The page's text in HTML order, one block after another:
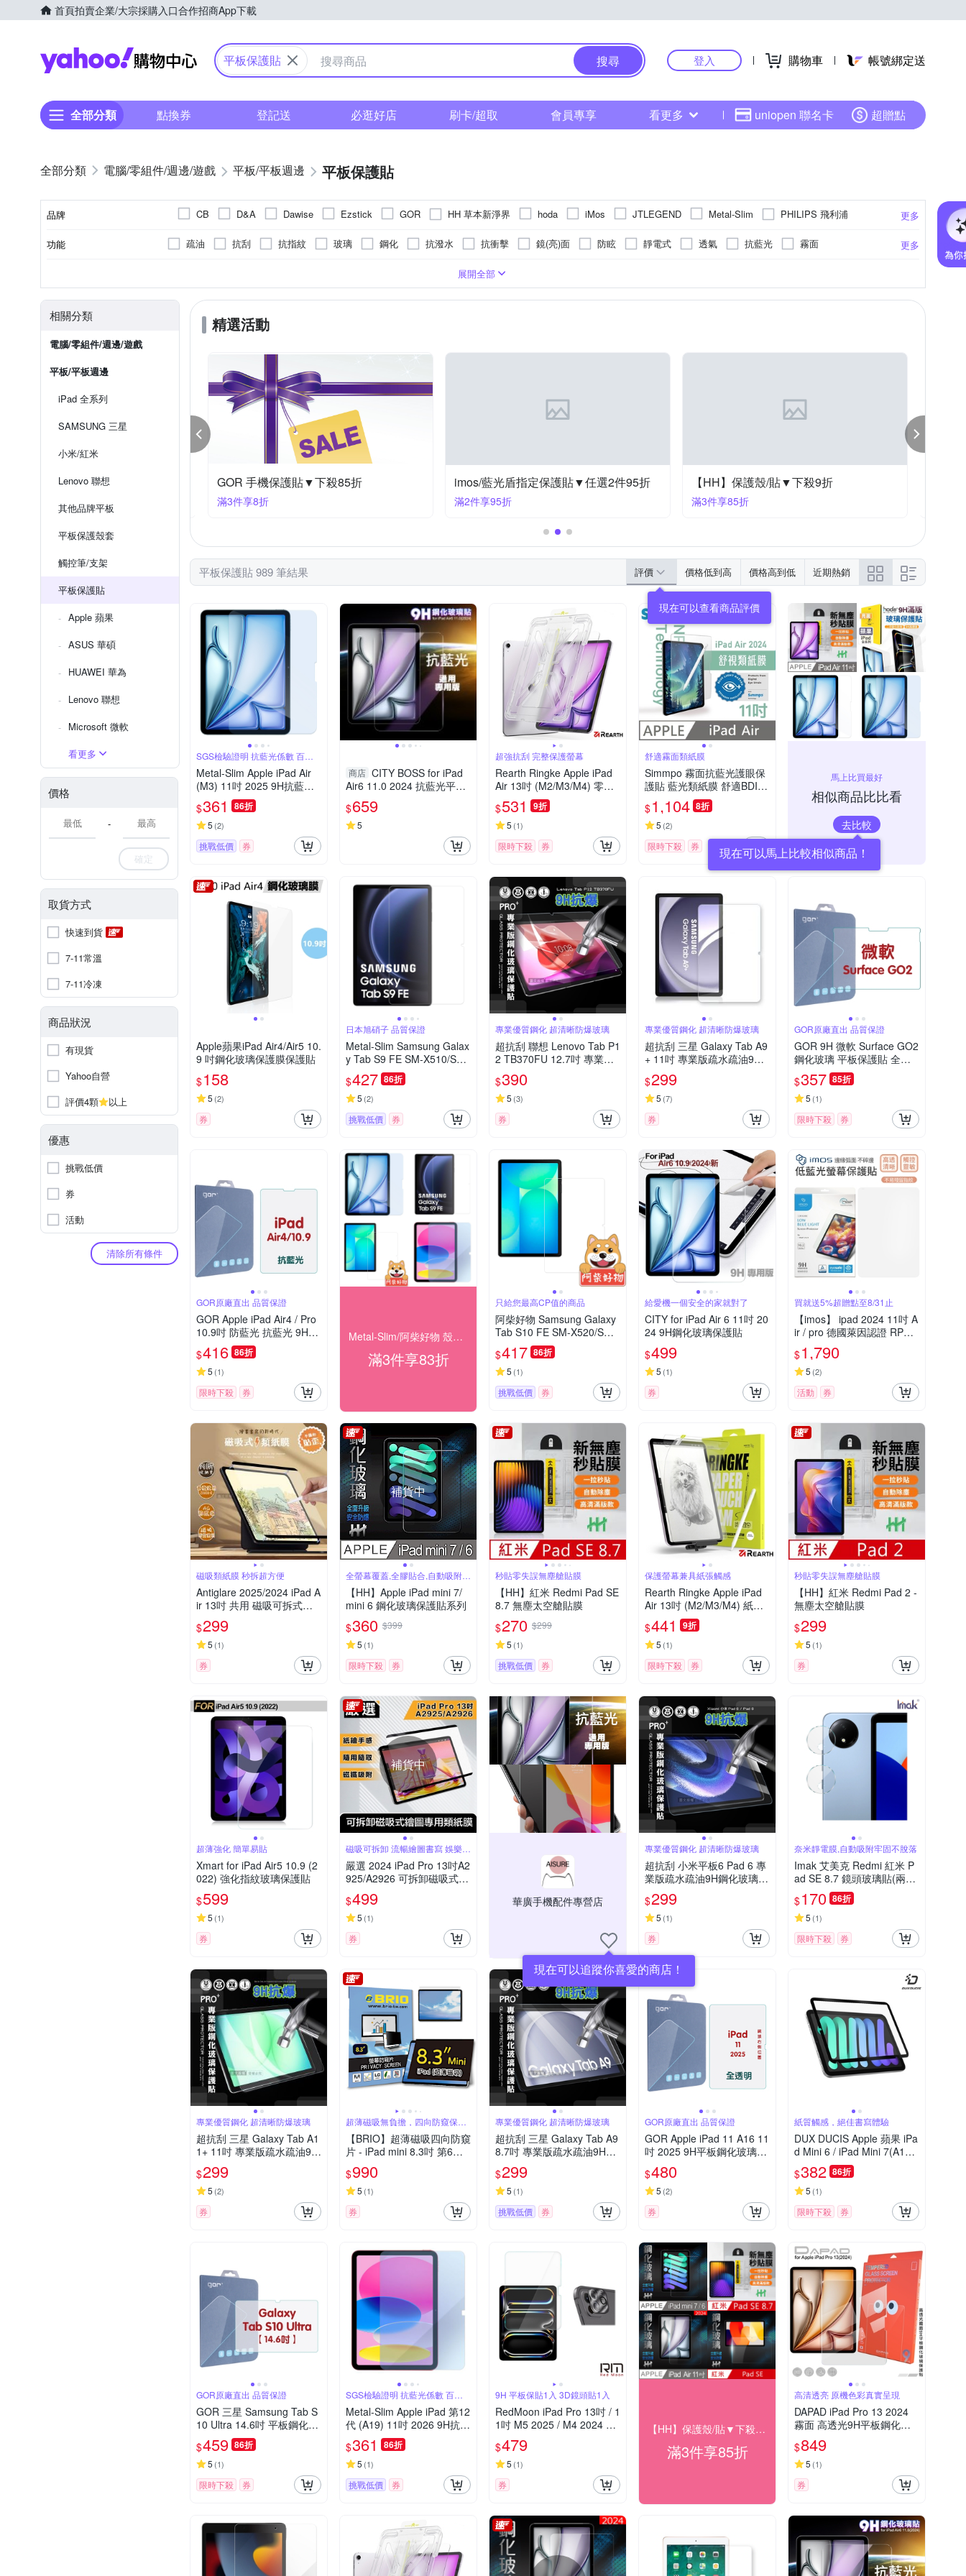
首頁拍賣企業/大宗採購入口合作招商App下載
Yahoo購物中心
平板保護貼 搜尋 登入 購物車 帳號綁定送
全部分類 點換券 登記送 必逛好店 刷卡/超取 會員專享 看更多 uniopen 聯名卡 超贈點
電腦/零組件/週邊/遊戲 平板/平板週邊 平板保護貼
品牌 更多
CB D&A Dawise Ezstick GOR HH 草本新淨界 hoda iMos JTLEGEND Metal-Slim
PHILIPS 飛利浦
RHINOSHIELD 犀牛盾
RedMoon Simmpo X_mart Yourvision ZIYA 綠聯 UGREEN 其他品牌
功能 更多
疏油 抗刮 抗指紋 玻璃 鋼化 抗潑水 抗衝擊 鏡(亮)面 防眩 靜電式 透氣 抗藍光
霧面
Lenovo聯強 Microsoft微軟
11吋以上其他品牌
展開全部
相關分類
電腦/零組件/週邊/遊戲
平板/平板週邊
iPad 全系列
SAMSUNG 三星
小米/紅米
Lenovo 聯想
其他品牌平板
平板保護殼套
觸控筆/支架
平板保護貼
Apple 蘋果
ASUS 華碩
HUAWEI 華為
Lenovo 聯想
Microsoft 微軟
看更多
價格
-
確定
取貨方式
快速到貨
7-11常溫
7-11冷凍
商品狀況
有現貨
Yahoo自營
評價4顆
以上
優惠
挑戰低價
券
活動
清除所有條件
精選活動
指定保護貼▼下殺8折 GOR 手機保護貼▼下殺85折
滿3件享8折
imos/藍光盾指定保護貼▼任選2件95折
滿2件享95折
【HH】保護殼/貼▼下殺9折
滿3件享85折
平板保護貼 989 筆結果 評價 價格低到高 價格高到低 近期熱銷
SGS檢驗證明 抗藍光係數 百分
Metal-Slim Apple iPad Air
(M3) 11吋 2025 9H抗藍光
鋼化玻璃保護貼
$361 86折
5 (2)
挑戰低價 券
商店 CITY BOSS for iPad
Air6 11.0 2024 抗藍光平板
玻璃保護貼
$659
5
超強抗刮 完整保護螢幕
Rearth Ringke Apple iPad
Air 13吋 (M2/M3/M4) 零失
敗強化玻璃保護貼
$531 9折
5 (1)
限時下殺 券
舒適霧面類紙膜
Simmpo 霧面抗藍光護眼保
護貼 藍光類紙膜 舒適BDI
適用 iPad Air 11吋 2024版
平板保護貼
$1,104 8折
5 (2)
限時下殺 券
馬上比買最好
相似商品比比看
去比較
現在可以馬上比較相似商品！
Apple蘋果iPad Air4/Air5 10.
9 吋鋼化玻璃保護膜保護貼
$158
5 (2)
券
日本旭硝子 品質保證
Metal-Slim Samsung Galax
y Tab S9 FE SM-X510/SM-
X516 9H弧邊耐磨防指紋鋼
化玻璃保護貼
$427 86折
5 (2)
挑戰低價 券
專業優質鋼化 超清晰防爆玻璃
超抗刮 聯想 Lenovo Tab P1
2 TB370FU 12.7吋 專業版
疏水疏油9H鋼化玻璃膜 平
板玻璃貼
$390
5 (3)
券
專業優質鋼化 超清晰防爆玻璃
超抗刮 三星 Galaxy Tab A9
+ 11吋 專業版疏水疏油9H
鋼化玻璃膜 平板玻璃貼X21
0 X216
$299
5 (7)
券
GOR原廠直出 品質保證
GOR 9H 微軟 Surface GO2
鋼化玻璃 平板保護貼 全透
明
$357 85折
5 (1)
限時下殺 券
GOR原廠直出 品質保證
GOR Apple iPad Air4 / Pro
10.9吋 防藍光 抗藍光 9H全
透明鋼化玻璃平板保護貼
$416 86折
5 (1)
限時下殺 券
Metal-Slim/阿柴好物 殼▼下殺83折起
滿3件享83折
只給您最高CP值的商品
阿柴好物 Samsung Galaxy
Tab S10 FE SM-X520/SM-
X526 9H鋼化玻璃保護貼
$417 86折
5 (1)
挑戰低價 券
給愛機一個安全的家就對了
CITY for iPad Air 6 11吋 20
24 9H鋼化玻璃保護貼
$499
5 (1)
券
買就送5%超贈點至8/31止
【imos】 ipad 2024 11吋 A
ir / pro 德國萊因認證 RPF6
0 低藍光螢幕保護貼
$1,790
5 (2)
活動 券
磁吸類紙膜 秒拆超方便
Antiglare 2025/2024 iPad A
ir 13吋 共用 磁吸可拆式類
紙膜 繪畫筆記專用膜保護貼
$299
5 (1)
券
補貨中
全螢幕覆蓋,全膠貼合,自動吸附安
裝簡單
【HH】Apple iPad mini 7/
mini 6 鋼化玻璃保護貼系列
$360 $399
5 (1)
限時下殺 券
秒貼零失誤無塵艙貼膜
【HH】紅米 Redmi Pad SE
8.7 無塵太空艙貼膜
$270 $299
5 (1)
挑戰低價 券
保護螢幕兼具紙張觸感
Rearth Ringke Apple iPad
Air 13吋 (M2/M3/M4) 紙觸
感螢幕保護貼(2片裝)
$441 9折
5 (1)
限時下殺 券
秒貼零失誤無塵艙貼膜
【HH】紅米 Redmi Pad 2 -
無塵太空艙貼膜
$299
5 (1)
券
超薄強化 簡單易貼
Xmart for iPad Air5 10.9 (2
022) 強化指紋玻璃保護貼
$599
5 (1)
券
補貨中
磁吸可拆卸 流暢繪圖書寫 娛樂與
創作兼顧
嚴選 2024 iPad Pro 13吋A2
925/A2926 可拆卸磁吸式繪
圖專用類紙膜
$499
5 (1)
券
華廣手機配件專營店
現在可以追蹤你喜愛的商店！
專業優質鋼化 超清晰防爆玻璃
超抗刮 小米平板6 Pad 6 專
業版疏水疏油9H鋼化玻璃膜
平板玻璃貼
$299
5 (1)
券
奈米靜電膜,自動吸附牢固不脫落
Imak 艾美克 Redmi 紅米 P
ad SE 8.7 鏡頭玻璃貼(兩片
裝)
$170 86折
5 (1)
限時下殺 券
專業優質鋼化 超清晰防爆玻璃
超抗刮 三星 Galaxy Tab A1
1+ 11吋 專業版疏水疏油9H
鋼化玻璃膜 平板玻璃貼
$299
5 (2)
券
超薄磁吸無負擔，四向防窺保隱
私
【BRIO】超薄磁吸四向防窺
片 - iPad mini 8.3吋 第6代/
A17Pro #360度防窺#抗藍
光#可拆式#防眩光#清晰度
高
$990
5 (1)
券
專業優質鋼化 超清晰防爆玻璃
超抗刮 三星 Galaxy Tab A9
8.7吋 專業版疏水疏油9H鋼
化玻璃膜 平板玻璃貼X110
X115 X117
$299
5 (1)
挑戰低價 券
GOR原廠直出 品質保證
GOR Apple iPad 11 A16 11
吋 2025 9H平板鋼化玻璃保
護貼 全透明2片裝 公司貨
$480
5 (2)
券
紙質觸感，絕佳書寫體驗
DUX DUCIS Apple 蘋果 iPa
d Mini 6 / iPad Mini 7(A17
Pro) 畫紙膜
$382 86折
5 (1)
限時下殺 券
GOR原廠直出 品質保證
GOR 三星 Samsung Tab S
10 Ultra 14.6吋 平板鋼化玻
璃保護貼 全透明單片裝 公
司貨
$459 86折
5 (1)
限時下殺 券
SGS檢驗證明 抗藍光係數 百分
Metal-Slim Apple iPad 第12
代 (A19) 11吋 2026 9H抗藍
光鋼化玻璃保護貼
$361 86折
5 (1)
挑戰低價 券
9H 平板保貼1入 3D鏡頭貼1入
RedMoon iPad Pro 13吋 / 1
1吋 M5 2025 / M4 2024 平
板保護貼2件組 9H螢幕玻璃
保貼+3D鏡頭貼
$479
5 (1)
券
【HH】保護殼/貼▼下殺9折
滿3件享85折
高清透亮 原機色彩真實呈現
DAPAD iPad Pro 13 2024
霧面 高透光9H平板鋼化玻
璃保護貼
$849
5 (1)
券